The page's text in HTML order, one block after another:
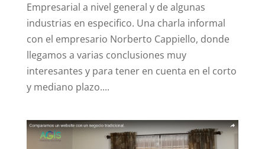
Empresarial a nivel general y de algunas
industrias en especifico. Una charla informal
con el empresario Norberto Cappiello, donde
llegamos a varias conclusiones muy
interesantes y para tener en cuenta en el corto
y mediano plazo....